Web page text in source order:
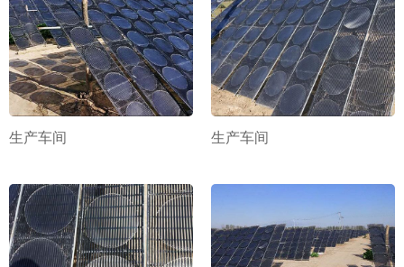
生产车间 生产车间